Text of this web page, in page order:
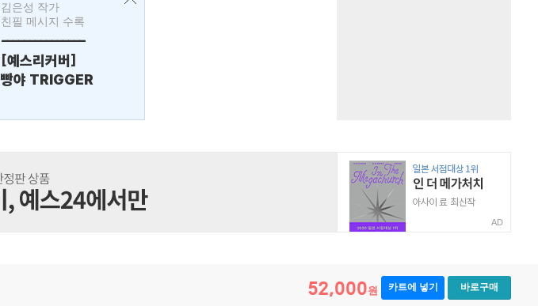
김은성 작가
친필 메시지 수록
---------------
[예스리커버]
빵야 TRIGGER
AD
52,000원 카트에 넣기 바로구매